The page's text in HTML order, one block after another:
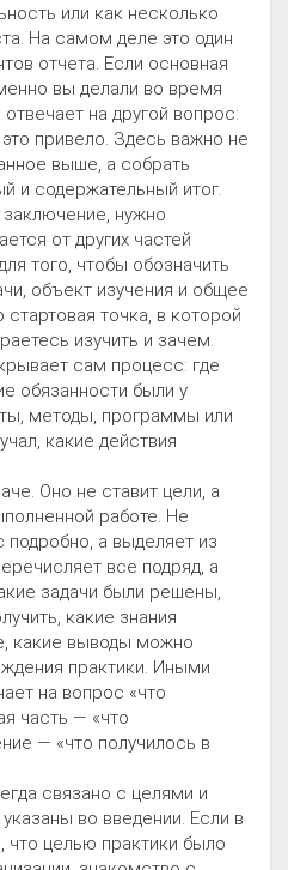
или как несколько
На самом деле это один
отчета. Если основная
вы делали во время
на другой вопрос:
привело. Здесь важно не
выше, а собрать
и содержательный итог.
нужно
от других частей
того, чтобы обозначить
объект изучения и общее
точка, в которой
изучить и зачем.
сам процесс: где
обязанности были у
методы, программы или
какие действия
Оно не ставит цели, а
работе. Не
а выделяет из
все подряд, а
задачи были решены,
какие знания
какие выводы можно
практики. Иными
на вопрос «что
часть — «что
— «что получилось в
связано с целями и
во введении. Если в
что целью практики было